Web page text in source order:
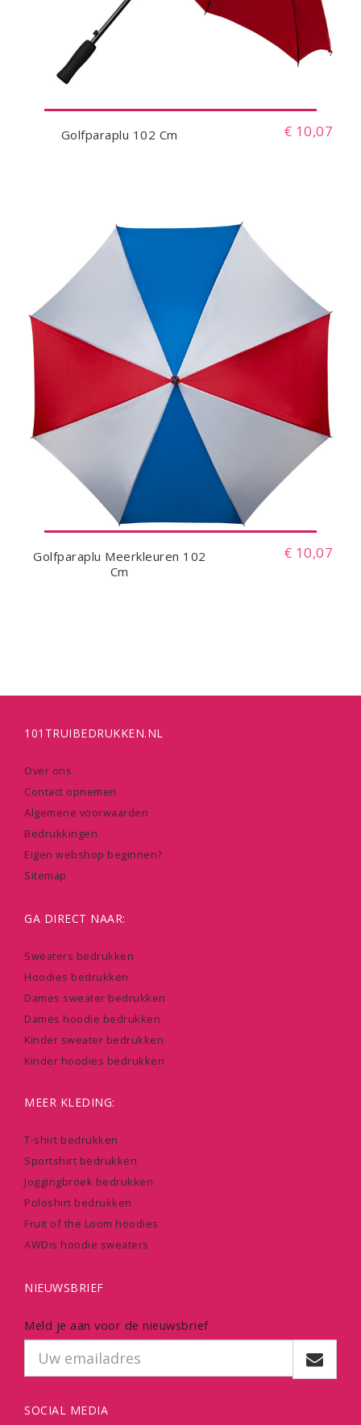
Golfparaplu 102 Cm € 10,07
Golfparaplu Meerkleuren 102
Cm
€ 10,07
101TRUIBEDRUKKEN.NL
Over ons
Contact opnemen
Algemene voorwaarden
Bedrukkingen
Eigen webshop beginnen?
Sitemap
GA DIRECT NAAR:
Sweaters bedrukken
Hoodies bedrukken
Dames sweater bedrukken
Dames hoodie bedrukken
Kinder sweater bedrukken
Kinder hoodies bedrukken
MEER KLEDING:
T-shirt bedrukken
Sportshirt bedrukken
Joggingbroek bedrukken
Poloshirt bedrukken
Fruit of the Loom hoodies
AWDis hoodie sweaters
NIEUWSBRIEF
Meld je aan voor de nieuwsbrief
SOCIAL MEDIA